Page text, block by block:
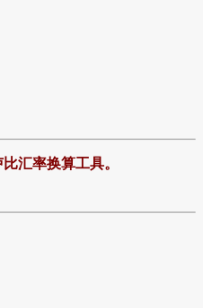
汇率换算工具。